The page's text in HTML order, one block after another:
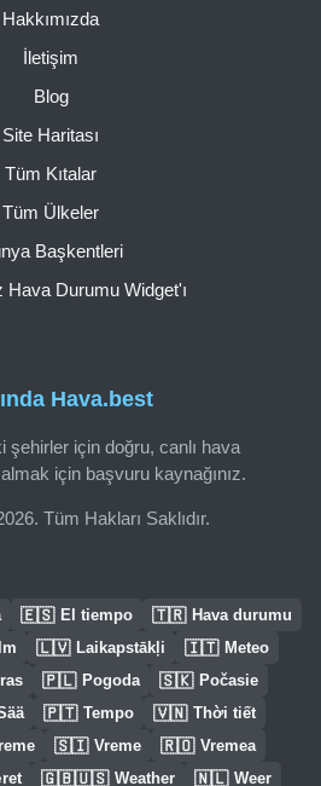
Hava.best
şehirler için doğru, canlı hava
için başvuru kaynağınız.
Tüm Hakları Saklıdır.
Hakkımızda
İletişim
Blog
Site Haritası
Tüm Kıtalar
Tüm Ülkeler
Başkentleri
Hava Durumu Widget'ı
🇪🇸 El tiempo 🇹🇷 Hava durumu
Ilm 🇱🇻 Laikapstākļi 🇮🇹 Meteo
🇵🇱 Pogoda 🇸🇰 Počasie
🇵🇹 Tempo 🇻🇳 Thời tiết
🇸🇮 Vreme 🇷🇴 Vremea
🇬🇧🇺🇸 Weather 🇳🇱 Weer